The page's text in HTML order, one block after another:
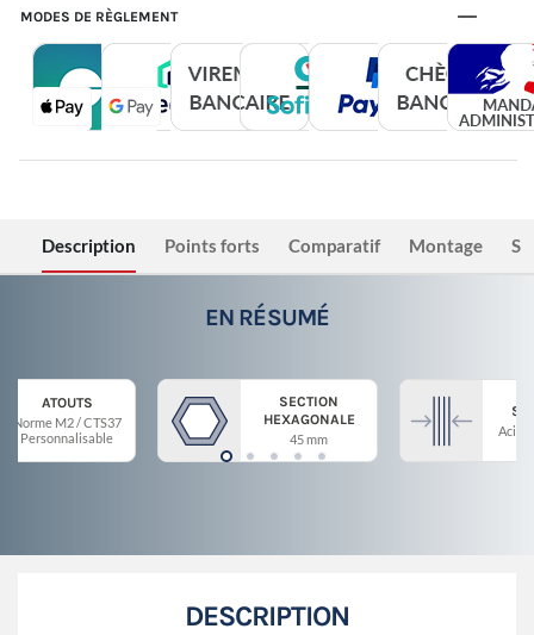
MODES DE RÈGLEMENT
Description Points forts Comparatif Montage
EN RÉSUMÉ
ATOUTS
Norme M2 / CTS37
Personnalisable
SECTION
HEXAGONALE
45 mm
Acier
DESCRIPTION